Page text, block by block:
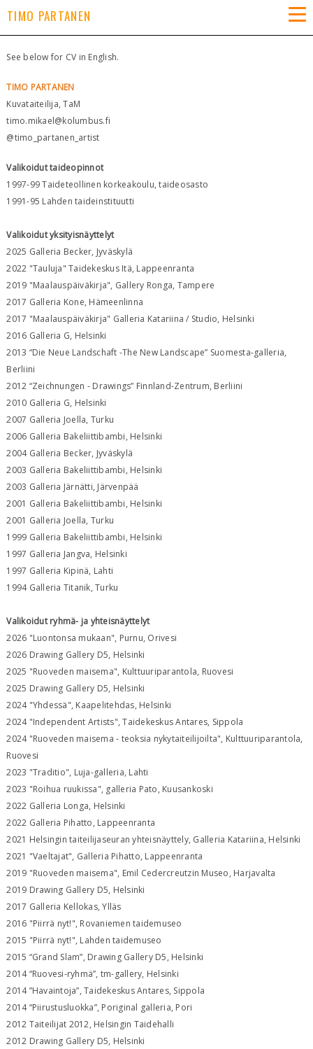
TIMO PARTANEN
See below for CV in English.
TIMO PARTANEN
Kuvataiteilija, TaM
timo.mikael@kolumbus.fi
@timo_partanen_artist
Valikoidut taideopinnot
1997-99 Taideteollinen korkeakoulu, taideosasto
1991-95 Lahden taideinstituutti
Valikoidut yksityisnäyttelyt
2025 Galleria Becker, Jyväskylä
2022 "Tauluja" Taidekeskus Itä, Lappeenranta
2019 "Maalauspäiväkirja", Gallery Ronga, Tampere
2017 Galleria Kone, Hämeenlinna
2017 "Maalauspäiväkirja" Galleria Katariina / Studio, Helsinki
2016 Galleria G, Helsinki
2013 “Die Neue Landschaft -The New Landscape” Suomesta-galleria,
Berliini
2012 “Zeichnungen - Drawings” Finnland-Zentrum, Berliini
2010 Galleria G, Helsinki
2007 Galleria Joella, Turku
2006 Galleria Bakeliittibambi, Helsinki
2004 Galleria Becker, Jyväskylä
2003 Galleria Bakeliittibambi, Helsinki
2003 Galleria Järnätti, Järvenpää
2001 Galleria Bakeliittibambi, Helsinki
2001 Galleria Joella, Turku
1999 Galleria Bakeliittibambi, Helsinki
1997 Galleria Jangva, Helsinki
1997 Galleria Kipinä, Lahti
1994 Galleria Titanik, Turku
Valikoidut ryhmä- ja yhteisnäyttelyt
2026 "Luontonsa mukaan", Purnu, Orivesi
2026 Drawing Gallery D5, Helsinki
2025 "Ruoveden maisema", Kulttuuriparantola, Ruovesi
2025 Drawing Gallery D5, Helsinki
2024 "Yhdessä", Kaapelitehdas, Helsinki
2024 "Independent Artists", Taidekeskus Antares, Sippola
2024 "Ruoveden maisema - teoksia nykytaiteilijoilta", Kulttuuriparantola,
Ruovesi
2023 "Traditio", Luja-galleria, Lahti
2023 "Roihua ruukissa", galleria Pato, Kuusankoski
2022 Galleria Longa, Helsinki
2022 Galleria Pihatto, Lappeenranta
2021 Helsingin taiteilijaseuran yhteisnäyttely, Galleria Katariina, Helsinki
2021 "Vaeltajat", Galleria Pihatto, Lappeenranta
2019 "Ruoveden maisema", Emil Cedercreutzin Museo, Harjavalta
2019 Drawing Gallery D5, Helsinki
2017 Galleria Kellokas, Ylläs
2016 "Piirrä nyt!", Rovaniemen taidemuseo
2015 "Piirrä nyt!", Lahden taidemuseo
2015 “Grand Slam”, Drawing Gallery D5, Helsinki
2014 “Ruovesi-ryhmä”, tm-gallery, Helsinki
2014 ”Havaintoja”, Taidekeskus Antares, Sippola
2014 “Piirustusluokka”, Poriginal galleria, Pori
2012 Taiteilijat 2012, Helsingin Taidehalli
2012 Drawing Gallery D5, Helsinki